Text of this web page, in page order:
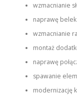
wzmacnianie
naprawę belek
wzmacnianie
montaż
naprawę
spawanie
modernizację